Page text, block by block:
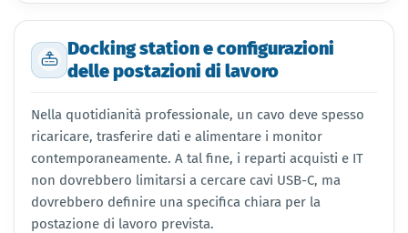
Docking station e configurazioni
delle postazioni di lavoro
Nella quotidianità professionale, un cavo deve spesso
ricaricare, trasferire dati e alimentare i monitor
contemporaneamente. A tal fine, i reparti acquisti e IT
non dovrebbero limitarsi a cercare cavi USB-C, ma
dovrebbero definire una specifica chiara per la
postazione di lavoro prevista.